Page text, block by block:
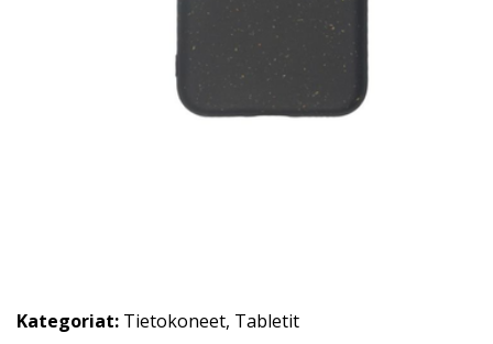
Kategoriat: Tietokoneet, Tabletit